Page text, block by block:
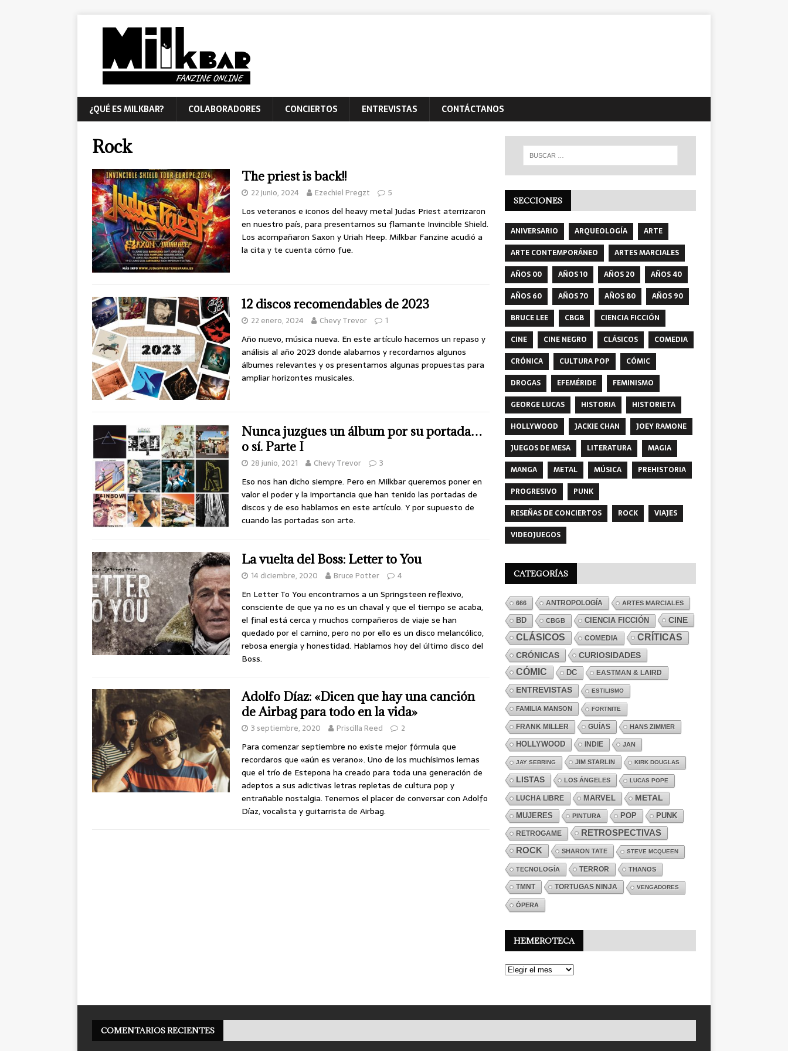
¿QUÉ ES MILKBAR? COLABORADORES CONCIERTOS ENTREVISTAS CONTÁCTANOS
Rock
The priest is back!!
22 junio, 2024 Ezechiel Pregzt 5
Los veteranos e iconos del heavy metal Judas Priest aterrizaron
en nuestro país, para presentarnos su flamante Invincible Shield.
Los acompañaron Saxon y Uriah Heep. Milkbar Fanzine acudió a
la cita y te cuenta cómo fue.
12 discos recomendables de 2023
22 enero, 2024 Chevy Trevor 1
Año nuevo, música nueva. En este artículo hacemos un repaso y
análisis al año 2023 donde alabamos y recordamos algunos
álbumes relevantes y os presentamos algunas propuestas para
ampliar horizontes musicales.
Nunca juzgues un álbum por su portada…
o sí. Parte I
28 junio, 2021 Chevy Trevor 3
Eso nos han dicho siempre. Pero en Milkbar queremos poner en
valor el poder y la importancia que han tenido las portadas de
discos y de eso hablamos en este artículo. Y por supuesto de
cuando las portadas son arte.
La vuelta del Boss: Letter to You
14 diciembre, 2020 Bruce Potter 4
En Letter To You encontramos a un Springsteen reflexivo,
consciente de que ya no es un chaval y que el tiempo se acaba,
el final está cerca y muchos compañeros de viaje se han
quedado por el camino, pero no por ello es un disco melancólico,
rebosa energía y honestidad. Hablamos hoy del último disco del
Boss.
Adolfo Díaz: «Dicen que hay una canción
de Airbag para todo en la vida»
3 septiembre, 2020 Priscilla Reed 2
Para comenzar septiembre no existe mejor fórmula que
recordaros que «aún es verano». Uno de los muchísimos lemas
que el trío de Estepona ha creado para toda una generación de
adeptos a sus adictivas letras repletas de cultura pop y
entrañable nostalgia. Tenemos el placer de conversar con Adolfo
Díaz, vocalista y guitarrista de Airbag.
SECCIONES
ANIVERSARIO ARQUEOLOGÍA
ARTE
ARTE CONTEMPORÁNEO
ARTES MARCIALES
AÑOS 00
AÑOS 10 AÑOS 20
AÑOS 40
AÑOS 60
AÑOS 70 AÑOS 80
AÑOS 90
BRUCE LEE
CBGB
CIENCIA FICCIÓN
CINE
CINE NEGRO CLÁSICOS
COMEDIA
CRÓNICA
CULTURA POP
CÓMIC
DROGAS
EFEMÉRIDE
FEMINISMO
GEORGE LUCAS
HISTORIA
HISTORIETA
HOLLYWOOD
JACKIE CHAN
JOEY RAMONE
JUEGOS DE MESA
LITERATURA
MAGIA
MANGA
METAL MÚSICA
PREHISTORIA
PROGRESIVO
PUNK
RESEÑAS DE CONCIERTOS
ROCK
VIAJES
VIDEOJUEGOS
CATEGORÍAS
666 ANTROPOLOGÍA ARTES MARCIALES
BD CBGB CIENCIA FICCIÓN CINE
CLÁSICOS COMEDIA CRÍTICAS
CRÓNICAS CURIOSIDADES
CÓMIC DC EASTMAN & LAIRD
ENTREVISTAS ESTILISMO
FAMILIA MANSON FORTNITE
FRANK MILLER GUÍAS HANS ZIMMER
HOLLYWOOD INDIE JAN
JAY SEBRING JIM STARLIN KIRK DOUGLAS
LISTAS LOS ÁNGELES LUCAS POPE
LUCHA LIBRE MARVEL METAL
MUJERES PINTURA POP PUNK
RETROGAME RETROSPECTIVAS
ROCK SHARON TATE STEVE MCQUEEN
TECNOLOGÍA TERROR THANOS
TMNT TORTUGAS NINJA VENGADORES
ÓPERA
HEMEROTECA
COMENTARIOS RECIENTES